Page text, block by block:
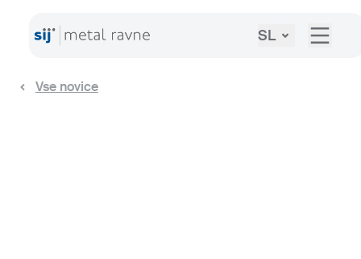
SL
Vse novice